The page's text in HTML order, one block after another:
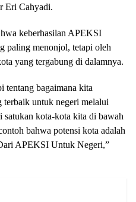
Eri Cahyadi.
keberhasilan APEKSI
paling menonjol, tetapi oleh
yang tergabung di dalamnya.
tentang bagaimana kita
terbaik untuk negeri melalui
kota-kota kita di bawah
bahwa potensi kota adalah
APEKSI Untuk Negeri,”